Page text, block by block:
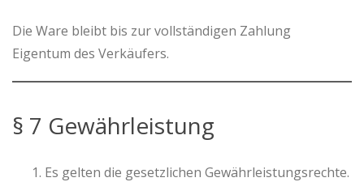
Die Ware bleibt bis zur vollständigen Zahlung
Eigentum des Verkäufers.
§ 7 Gewährleistung
Es gelten die gesetzlichen Gewährleistungsrechte.